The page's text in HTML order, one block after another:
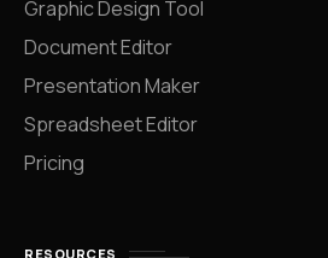
Graphic Design Tool
Document Editor
Presentation Maker
Spreadsheet Editor
Pricing
RESOURCES